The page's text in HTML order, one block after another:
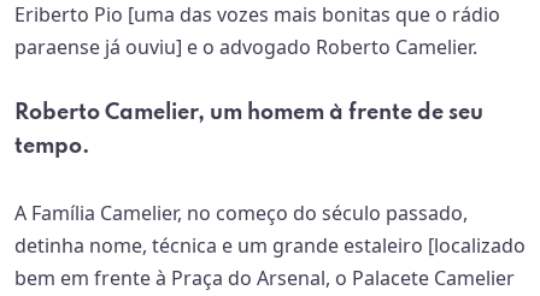
Eriberto Pio [uma das vozes mais bonitas que o rádio
paraense já ouviu] e o advogado Roberto Camelier.
Roberto Camelier, um homem à frente de seu
tempo.
A Família Camelier, no começo do século passado,
detinha nome, técnica e um grande estaleiro [localizado
bem em frente à Praça do Arsenal, o Palacete Camelier